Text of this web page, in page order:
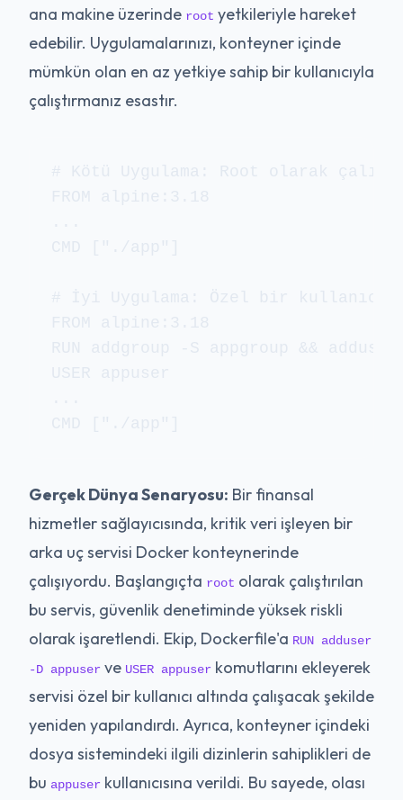
ana makine üzerinde root yetkileriyle hareket
edebilir. Uygulamalarınızı, konteyner içinde
mümkün olan en az yetkiye sahip bir kullanıcıyla
çalıştırmanız esastır.
Gerçek Dünya Senaryosu: Bir finansal
hizmetler sağlayıcısında, kritik veri işleyen bir
arka uç servisi Docker konteynerinde
çalışıyordu. Başlangıçta root olarak çalıştırılan
bu servis, güvenlik denetiminde yüksek riskli
olarak işaretlendi. Ekip, Dockerfile'a RUN adduser
-D appuser ve USER appuser komutlarını ekleyerek
servisi özel bir kullanıcı altında çalışacak şekilde
yeniden yapılandırdı. Ayrıca, konteyner içindeki
dosya sistemindeki ilgili dizinlerin sahiplikleri de
bu appuser kullanıcısına verildi. Bu sayede, olası